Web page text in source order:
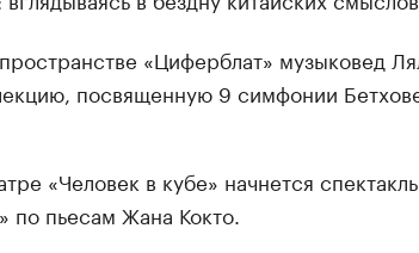
«Циферблат» музыковед
посвященную 9 симфонии
«Человек в кубе» начнется спектакль
по пьесам Жана Кокто.